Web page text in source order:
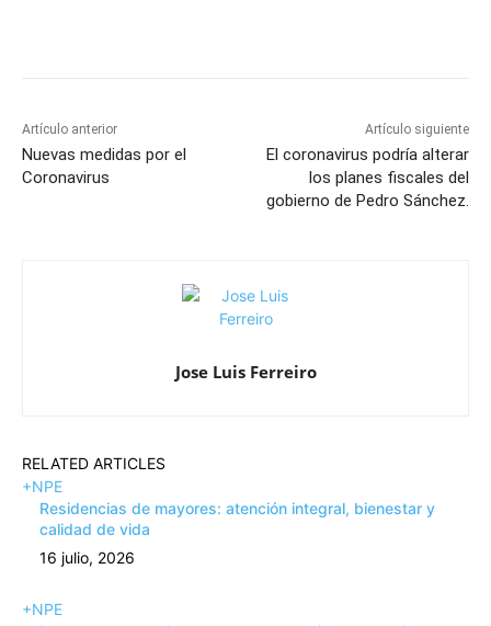
Artículo anterior
Nuevas medidas por el
Coronavirus
Artículo siguiente
El coronavirus podría alterar
los planes fiscales del
gobierno de Pedro Sánchez.
Jose Luis Ferreiro
RELATED ARTICLES
+NPE
Residencias de mayores: atención integral, bienestar y
calidad de vida
16 julio, 2026
+NPE